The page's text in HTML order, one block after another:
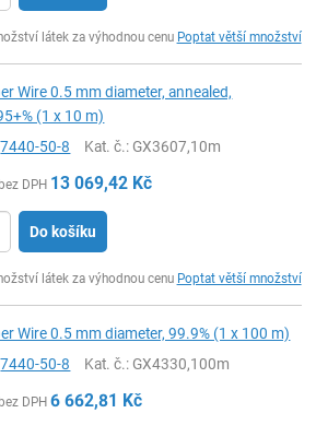
látek za výhodnou cenu Poptat větší množství
Wire 0.5 mm diameter, annealed,
(1 x 10 m)
7440-50-8 Kat. č.: GX3607,10m
DPH 13 069,42 Kč
Do košíku
látek za výhodnou cenu Poptat větší množství
Wire 0.5 mm diameter, 99.9% (1 x 100 m)
7440-50-8 Kat. č.: GX4330,100m
DPH 6 662,81 Kč